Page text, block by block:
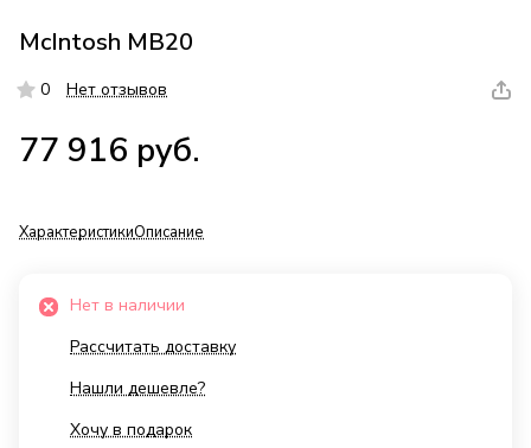
McIntosh MB20
0 Нет отзывов
77 916 руб.
ХарактеристикиОписание
Нет в наличии
Рассчитать доставку
Нашли дешевле?
Хочу в подарок